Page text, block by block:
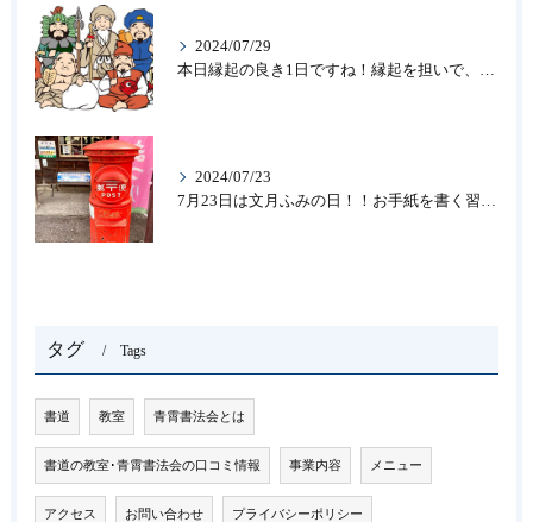
2024/07/29
2024/07/23
タグ Tags
書道 教室 青霄書法会とは
書道の教室･青霄書法会の口コミ情報 事業内容 メニュー
アクセス お問い合わせ プライバシーポリシー